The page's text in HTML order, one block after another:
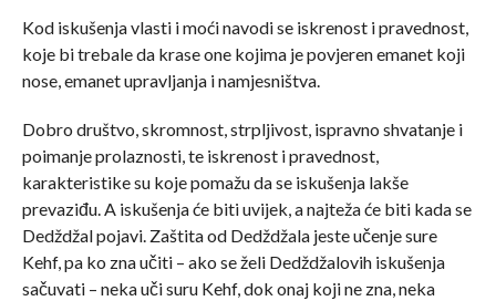
Kod iskušenja vlasti i moći navodi se iskrenost i pravednost,
koje bi trebale da krase one kojima je povjeren emanet koji
nose, emanet upravljanja i namjesništva.
Dobro društvo, skromnost, strpljivost, ispravno shvatanje i
poimanje prolaznosti, te iskrenost i pravednost,
karakteristike su koje pomažu da se iskušenja lakše
prevaziđu. A iskušenja će biti uvijek, a najteža će biti kada se
Dedždžal pojavi. Zaštita od Dedždžala jeste učenje sure
Kehf, pa ko zna učiti – ako se želi Dedždžalovih iskušenja
sačuvati – neka uči suru Kehf, dok onaj koji ne zna, neka